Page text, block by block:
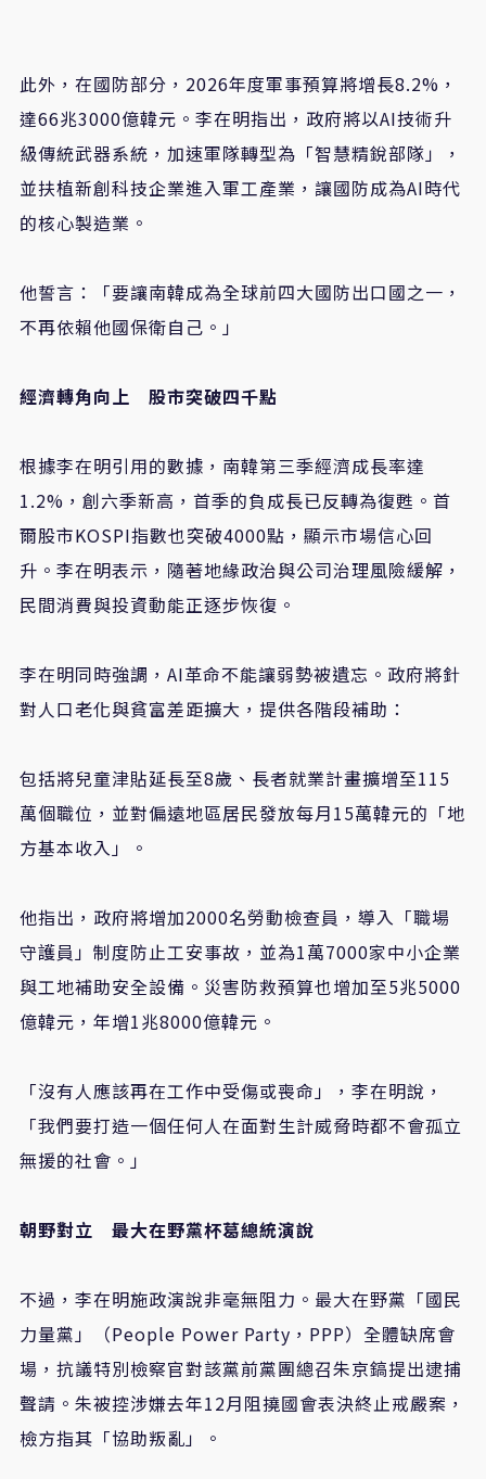
此外，在國防部分， 2026年度軍事預算將增長8.2% ，
達66兆3000億韓元。李在明指出，政府將以AI技術升
級傳統武器系統，加速軍隊轉型為「智慧精銳部隊」，
並扶植新創科技企業進入軍工產業，讓國防成為AI時代
的核心製造業。
他誓言：「要讓南韓成為全球前四大國防出口國之一，
不再依賴他國保衛自己。」
經濟轉角向上 股市突破四千點
根據李在明引用的數據，南韓第三季經濟成長率達
1.2% ，創六季新高，首季的負成長已反轉為復甦。首
爾股市KOSPI指數也突破4000點，顯示市場信心回
升。李在明表示，隨著地緣政治與公司治理風險緩解，
民間消費與投資動能正逐步恢復。
李在明同時強調， AI革命不能讓弱勢被遺忘。政府將針
對人口老化與貧富差距擴大，提供各階段補助：
包括將兒童津貼延長至8歲、長者就業計畫擴增至115
萬個職位，並對偏遠地區居民發放每月15萬韓元的「地
方基本收入」。
他指出，政府將增加2000名勞動檢查員，導入「職場
守護員」制度防止工安事故，並為1萬7000家中小企業
與工地補助安全設備。災害防救預算也增加至5兆5000
億韓元，年增1兆8000億韓元。
「沒有人應該再在工作中受傷或喪命」，李在明說，
「我們要打造一個任何人在面對生計威脅時都不會孤立
無援的社會。」
朝野對立 最大在野黨杯葛總統演說
不過，李在明施政演說非毫無阻力。最大在野黨「國民
力量黨」（People Power Party ， PPP）全體缺席會
場，抗議特別檢察官對該黨前黨團總召朱京鎬提出逮捕
聲請。朱被控涉嫌去年12月阻撓國會表決終止戒嚴案，
檢方指其「協助叛亂」。